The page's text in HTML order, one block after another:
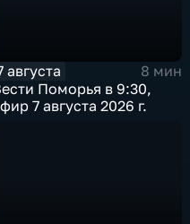
августа
8 мин
Поморья в 9:30,
7 августа 2026 г.